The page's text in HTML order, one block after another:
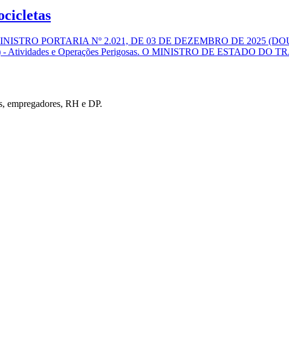
PORTARIA Nº 2.021, DE 03 DE DEZEMBRO DE 2025 (DOU
- Atividades e Operações Perigosas. O MINISTRO DE ESTADO DO
empregadores, RH e DP.